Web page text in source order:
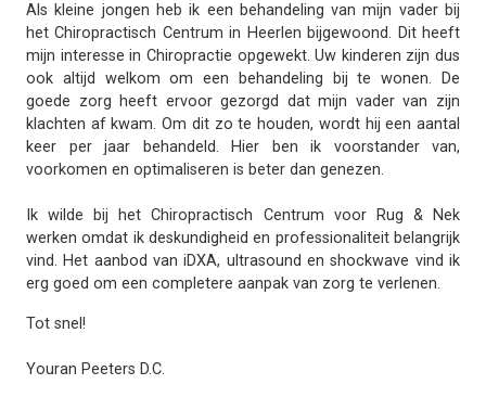
Als kleine jongen heb ik een behandeling van mijn vader bij
het Chiropractisch Centrum in Heerlen bijgewoond. Dit heeft
mijn interesse in Chiropractie opgewekt. Uw kinderen zijn dus
ook altijd welkom om een behandeling bij te wonen. De
goede zorg heeft ervoor gezorgd dat mijn vader van zijn
klachten af kwam. Om dit zo te houden, wordt hij een aantal
keer per jaar behandeld. Hier ben ik voorstander van,
voorkomen en optimaliseren is beter dan genezen.
Ik wilde bij het Chiropractisch Centrum voor Rug & Nek
werken omdat ik deskundigheid en professionaliteit belangrijk
vind. Het aanbod van iDXA, ultrasound en shockwave vind ik
erg goed om een completere aanpak van zorg te verlenen.
Tot snel!
Youran Peeters D.C.